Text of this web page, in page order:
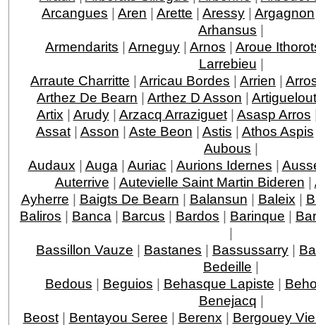
Arcangues | Aren | Arette | Aressy | Argagnon
Arhansus |
Armendarits | Arneguy | Arnos | Aroue
Larrebieu |
Arraute Charritte | Arricau Bordes | Arrien |
Arthez De Bearn | Arthez D Asson |
Artix | Arudy| Arzacq Arraziguet| Asasp Arros
Assat| Asson | Aste Beon | Astis | Athos Aspis
Aubous |
Audaux | Auga | Auriac | Aurions Idernes |
Auterrive | Autevielle Saint Martin Bideren |
Ayherre | Baigts De Bearn | Balansun | Baleix |
Baliros | Banca | Barcus | Bardos | Barinque |
|
Bassillon Vauze | Bastanes | Bassussarry |
Bedeille |
Bedous | Beguios | Behasque Lapiste |
Benejacq |
Beost| Bentayou Seree | Berenx | Bergouey